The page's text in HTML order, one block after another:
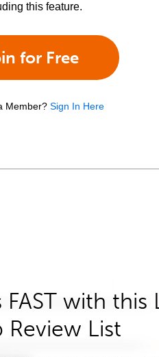
this feature.
for Free
Member? Sign In Here
with this
Review List